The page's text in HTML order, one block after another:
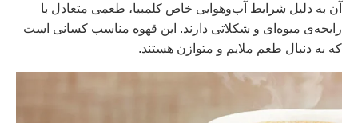
آن به دلیل شرایط آب‌وهوایی خاص کلمبیا، طعمی متعادل با
رایحه‌ی میوه‌ای و شکلاتی دارند. این قهوه مناسب کسانی است
که به دنبال طعم ملایم و متوازن هستند.